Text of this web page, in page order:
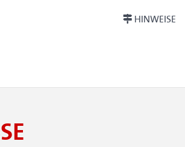
HINWEISE